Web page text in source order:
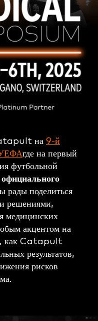
на 9-й
УЕФАгде на первый
футбольной
официального
рады поделиться
решениями,
медицинских
акцентом на
как Catapult
результатов,
рисков